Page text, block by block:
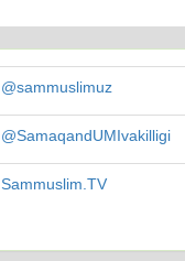
@sammuslimuz
@SamaqandUMIvakilligi
Sammuslim.TV